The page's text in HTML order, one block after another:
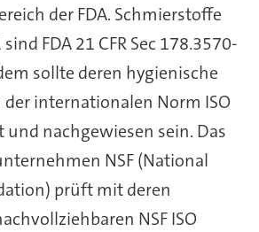
der FDA. Schmierstoffe
FDA 21 CFR Sec 178.3570-
sollte deren hygienische
internationalen Norm ISO
nachgewiesen sein. Das
NSF (National
prüft mit deren
NSF ISO